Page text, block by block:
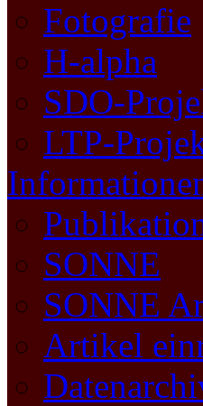
Fotografie
H-alpha
SDO-
LTP-
SONNE
SONNE
Artikel